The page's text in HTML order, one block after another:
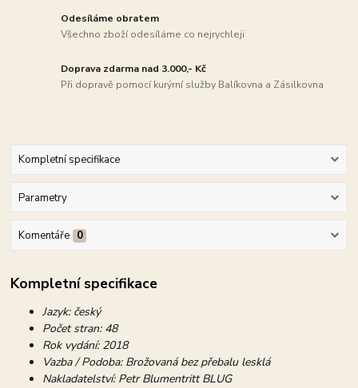
Odesíláme obratem
Všechno zboží odesíláme co nejrychleji
Doprava zdarma nad 3.000,- Kč
Při dopravě pomocí kurýrní služby Balíkovna a Zásilkovna
Kompletní specifikace
Parametry
Komentáře 0
Kompletní specifikace
Jazyk: český
Počet stran: 48
Rok vydání: 2018
Vazba / Podoba: Brožovaná bez přebalu lesklá
Nakladatelství: Petr Blumentritt BLUG